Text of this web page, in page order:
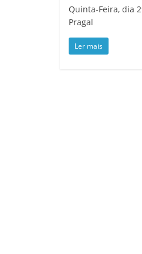
Quinta-Feira, dia
Pragal
Ler mais